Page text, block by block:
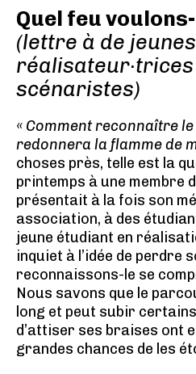
Quel feu
(lettre à de jeunes
réalisateur·trices
scénaristes)
« Comment reconnaître
redonnera la flamme de
choses près, telle est la
printemps à une membre
présentait à la fois son
association, à des
jeune étudiant en
inquiet à l’idée de perdre
reconnaissons-le se
Nous savons que le
long et peut subir
d’attiser ses braises ont
grandes chances de les